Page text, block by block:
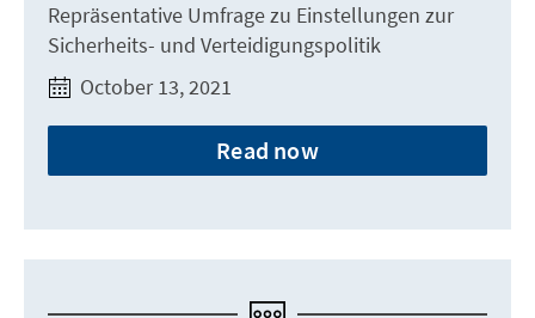
Repräsentative Umfrage zu Einstellungen zur
Sicherheits- und Verteidigungspolitik
October 13, 2021
Read now